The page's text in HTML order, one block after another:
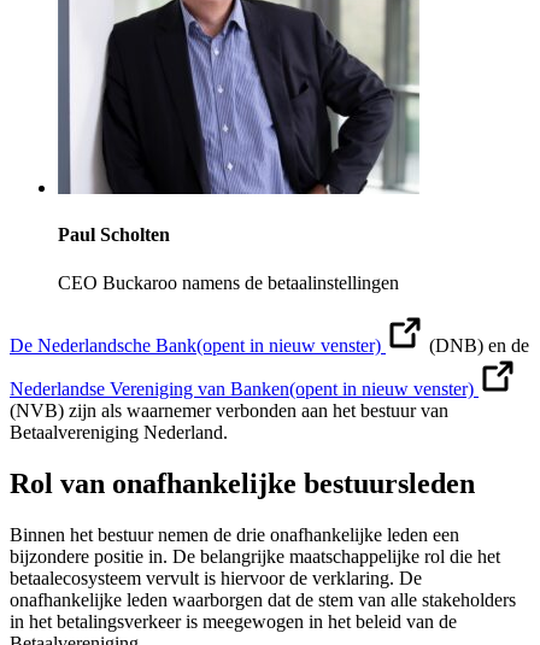
Paul Scholten
CEO Buckaroo namens de betaalinstellingen
De Nederlandsche Bank(opent in nieuw venster) (DNB) en de
Nederlandse Vereniging van Banken(opent in nieuw venster)
(NVB) zijn als waarnemer verbonden aan het bestuur van
Betaalvereniging Nederland.
Rol van onafhankelijke bestuursleden
Binnen het bestuur nemen de drie onafhankelijke leden een
bijzondere positie in. De belangrijke maatschappelijke rol die het
betaalecosysteem vervult is hiervoor de verklaring. De
onafhankelijke leden waarborgen dat de stem van alle stakeholders
in het betalingsverkeer is meegewogen in het beleid van de